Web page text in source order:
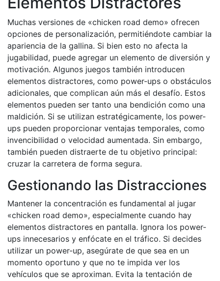
Muchas versiones de «chicken road demo» ofrecen
opciones de personalización, permitiéndote cambiar la
apariencia de la gallina. Si bien esto no afecta la
jugabilidad, puede agregar un elemento de diversión y
motivación. Algunos juegos también introducen
elementos distractores, como power-ups o obstáculos
adicionales, que complican aún más el desafío. Estos
elementos pueden ser tanto una bendición como una
maldición. Si se utilizan estratégicamente, los power-
ups pueden proporcionar ventajas temporales, como
invencibilidad o velocidad aumentada. Sin embargo,
también pueden distraerte de tu objetivo principal:
cruzar la carretera de forma segura.
Gestionando las Distracciones
Mantener la concentración es fundamental al jugar
«chicken road demo», especialmente cuando hay
elementos distractores en pantalla. Ignora los power-
ups innecesarios y enfócate en el tráfico. Si decides
utilizar un power-up, asegúrate de que sea en un
momento oportuno y que no te impida ver los
vehículos que se aproximan. Evita la tentación de